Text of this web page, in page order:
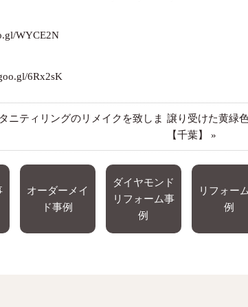
WYCE2N
6Rx2sK
ニティリングのリメイクを致しま 譲り受けた黄緑
【千葉】
»
オーダーメイ
ド事例
ダイヤモンド
リフォーム事
例
リフォー
例